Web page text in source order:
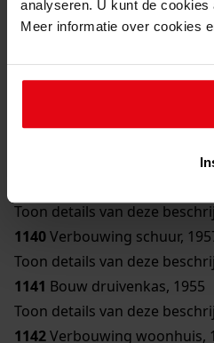
analyseren. U kunt de
Meer informatie over cookies
Toon details van deze
1136Bouw bergplaats, 1950
Toon details van deze
1137Bouw schuur, 1951
Toon details van deze
Toon details van deze
Toon details van deze
1140Verbouwing schuur,
Toon details van deze
1141 Bouw druivenkas, 1955
Toon details van deze
1142Verbouwing woonhuis,